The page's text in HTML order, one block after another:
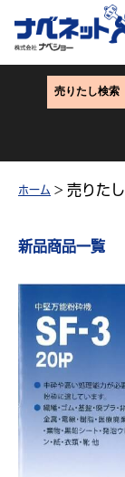
売りたし検索
ホーム > 売りたし
新品商品一覧